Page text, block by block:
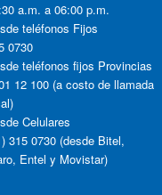
a.m. a 06:00 p.m.
teléfonos Fijos
0730
teléfonos fijos Provincias
12 100 (a costo de llamada
Celulares
315 0730 (desde Bitel,
Entel y Movistar)